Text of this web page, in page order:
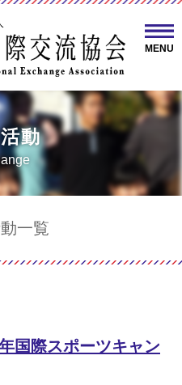
MENU
動
一覧
国際スポーツキャン